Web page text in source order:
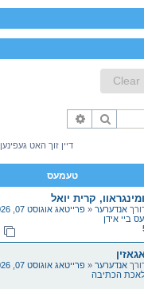
זוך
דיין זוך האט געפינען 66 רעזולטאטן
טעמעס
קרית יואל
אנדערער « פרייטאג אוגוסט 07, 2026 7:38 pm
ביי אידן
אנדערער « פרייטאג אוגוסט 07, 2026 7:32 pm
הכתיבה